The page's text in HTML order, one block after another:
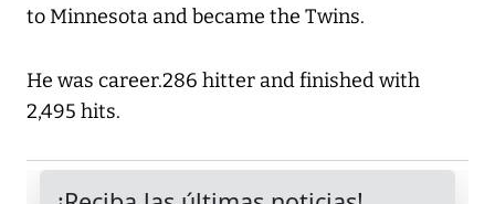
to Minnesota and became the Twins.
He was career.286 hitter and finished with
2,495 hits.